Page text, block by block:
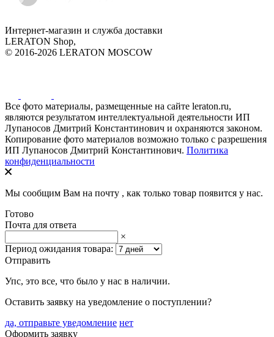
Интернет-магазин и служба доставки
LERATON Shop,
© 2016-2026 LERATON MOSCOW
Все фото материалы, размещенные на сайте leraton.ru,
являются результатом интеллектуальной деятельности ИП
Лупаносов Дмитрий Константинович и охраняются законом.
Копирование фото материалов возможно только с разрешения
ИП Лупаносов Дмитрий Константинович. Политика
конфиденциальности
Мы сообщим Вам на почту , как только товар появится у нас.
Готово
Почта для ответа
×
Период ожидания товара:
Отправить
Упс, это все, что было у нас в наличии.
Оставить заявку на уведомление о поступлении?
да, отправьте уведомление нет
Оформить заявку